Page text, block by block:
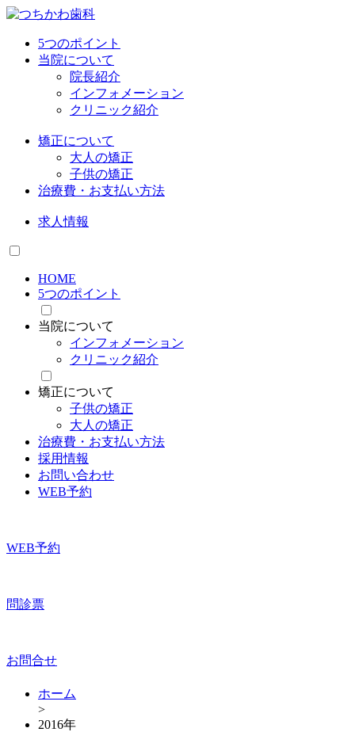
5つのポイント
当院について
院長紹介
インフォメーション
クリニック紹介
矯正について
大人の矯正
子供の矯正
治療費・お支払い方法
求人情報
HOME
5つのポイント
当院について
インフォメーション
クリニック紹介
矯正について
子供の矯正
大人の矯正
治療費・お支払い方法
採用情報
お問い合わせ
WEB予約
WEB予約
問診票
お問合せ
ホーム
>
2016年